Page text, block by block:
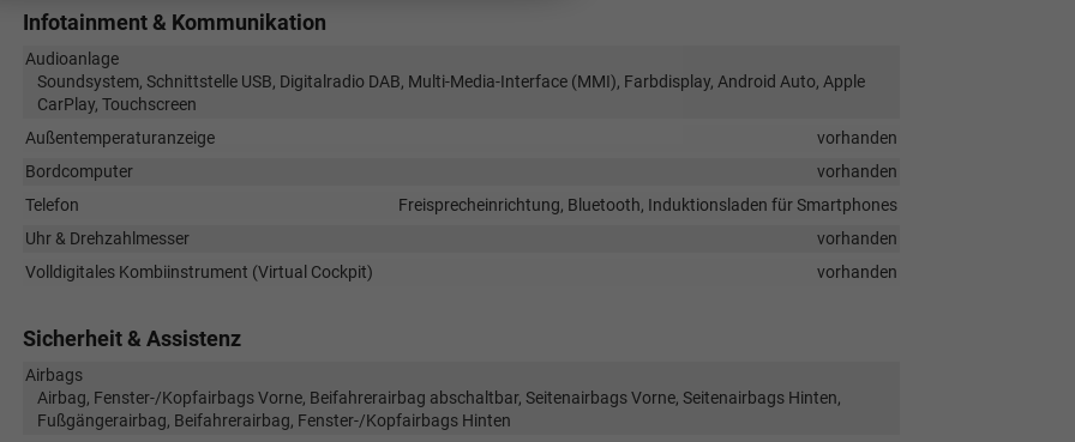
Infotainment & Kommunikation
Audioanlage
Soundsystem, Schnittstelle USB, Digitalradio DAB, Multi-Media-Interface (MMI), Farbdisplay, Android Auto, Apple
CarPlay, Touchscreen
Außentemperaturanzeige
vorhanden
Bordcomputer
vorhanden
Telefon
Freisprecheinrichtung, Bluetooth, Induktionsladen für Smartphones
Uhr & Drehzahlmesser
vorhanden
Volldigitales Kombiinstrument (Virtual Cockpit)
vorhanden
Sicherheit & Assistenz
Airbags
Airbag, Fenster-/Kopfairbags Vorne, Beifahrerairbag abschaltbar, Seitenairbags Vorne, Seitenairbags Hinten,
Fußgängerairbag, Beifahrerairbag, Fenster-/Kopfairbags Hinten